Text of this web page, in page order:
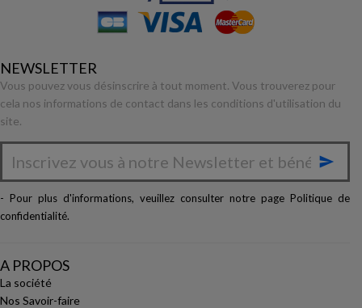
NEWSLETTER
Vous pouvez vous désinscrire à tout moment. Vous trouverez pour
cela nos informations de contact dans les conditions d'utilisation du
site.

- Pour plus d'informations, veuillez consulter notre page Politique de
confidentialité.
A PROPOS
La société
Nos Savoir-faire